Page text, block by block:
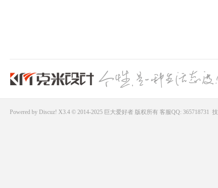
Powered by Discuz! X3.4 © 2014-2025 巨大爱好者版权所有 客服QQ: 365718731